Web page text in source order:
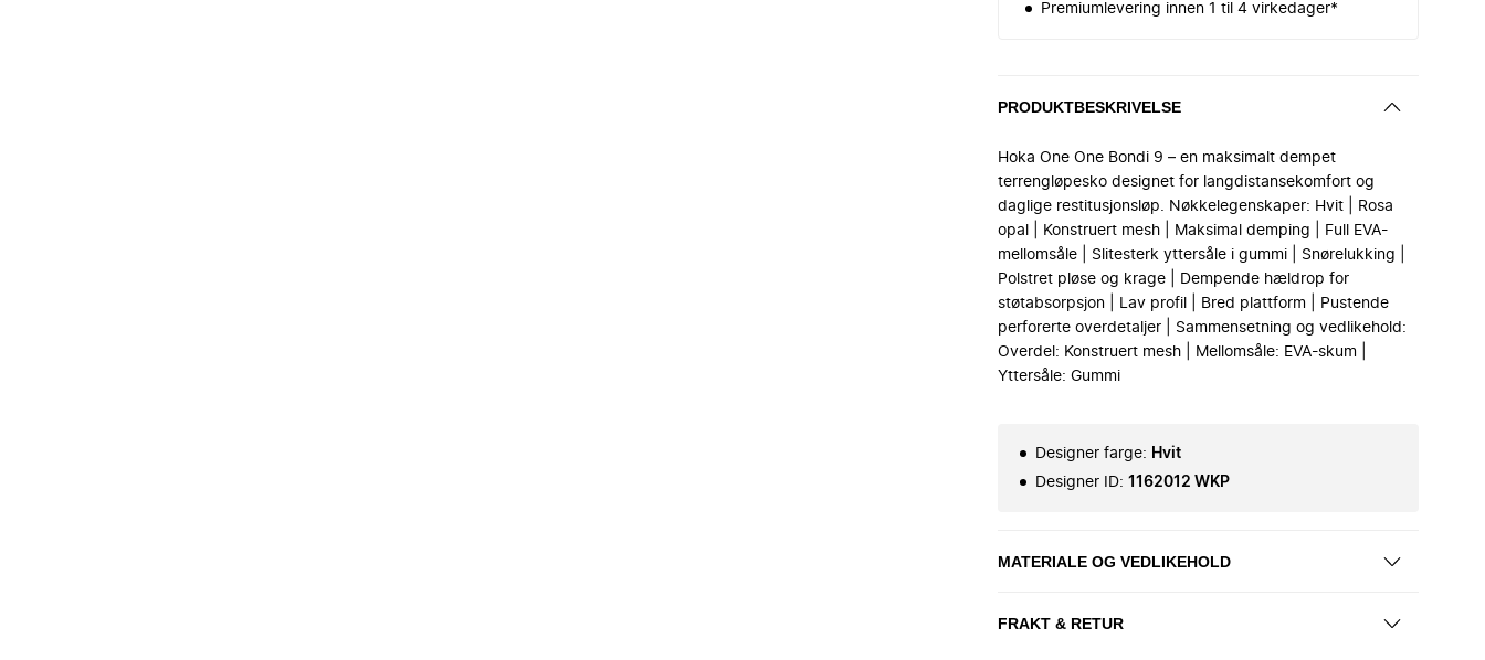
Premiumlevering innen 1 til 4 virkedager*
PRODUKTBESKRIVELSE
Hoka One One Bondi 9 – en maksimalt dempet
terrengløpesko designet for langdistansekomfort og
daglige restitusjonsløp. Nøkkelegenskaper: Hvit | Rosa
opal | Konstruert mesh | Maksimal demping | Full EVA-
mellomsåle | Slitesterk yttersåle i gummi | Snørelukking |
Polstret pløse og krage | Dempende hældrop for
støtabsorpsjon | Lav profil | Bred plattform | Pustende
perforerte overdetaljer | Sammensetning og vedlikehold:
Overdel: Konstruert mesh | Mellomsåle: EVA-skum |
Yttersåle: Gummi
Designer farge: Hvit
Designer ID: 1162012 WKP
MATERIALE OG VEDLIKEHOLD
FRAKT & RETUR